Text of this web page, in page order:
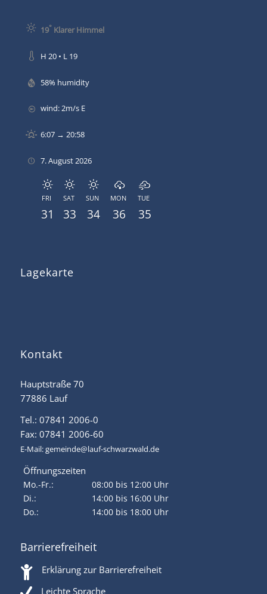
19°Klarer Himmel
H 20 • L 19
58% humidity
wind: 2m/s E
6:07 → 20:58
7. August 2026
FRI
31
SAT
33
SUN
34
MON
36
TUE
35
Lagekarte
Kontakt
Hauptstraße 70
77886 Lauf
Tel.: 07841 2006-0
Fax: 07841 2006-60
E-Mail:gemeinde@lauf-schwarzwald.de
Öffnungszeiten
Mo.-Fr.:
08:00 bis 12:00 Uhr
Di.:
14:00 bis 16:00 Uhr
Do.:
14:00 bis 18:00 Uhr
Barrierefreiheit
Erklärung zur Barrierefreiheit
Leichte Sprache